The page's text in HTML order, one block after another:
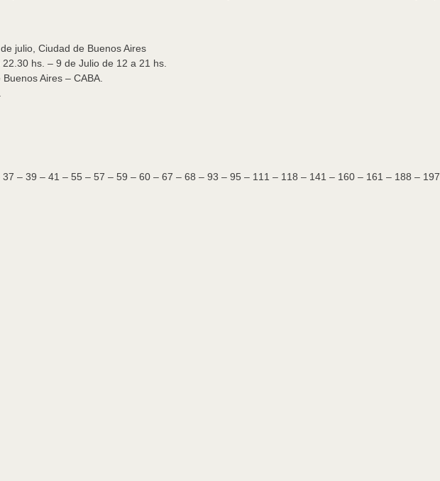
julio, Ciudad de Buenos Aires
hs. – 9 de Julio de 12 a 21 hs.
Aires – CABA.
– 39 – 41 – 55 – 57 – 59 – 60 – 67 – 68 – 93 – 95 – 111 – 118 – 141 – 160 – 161 – 188 – 197